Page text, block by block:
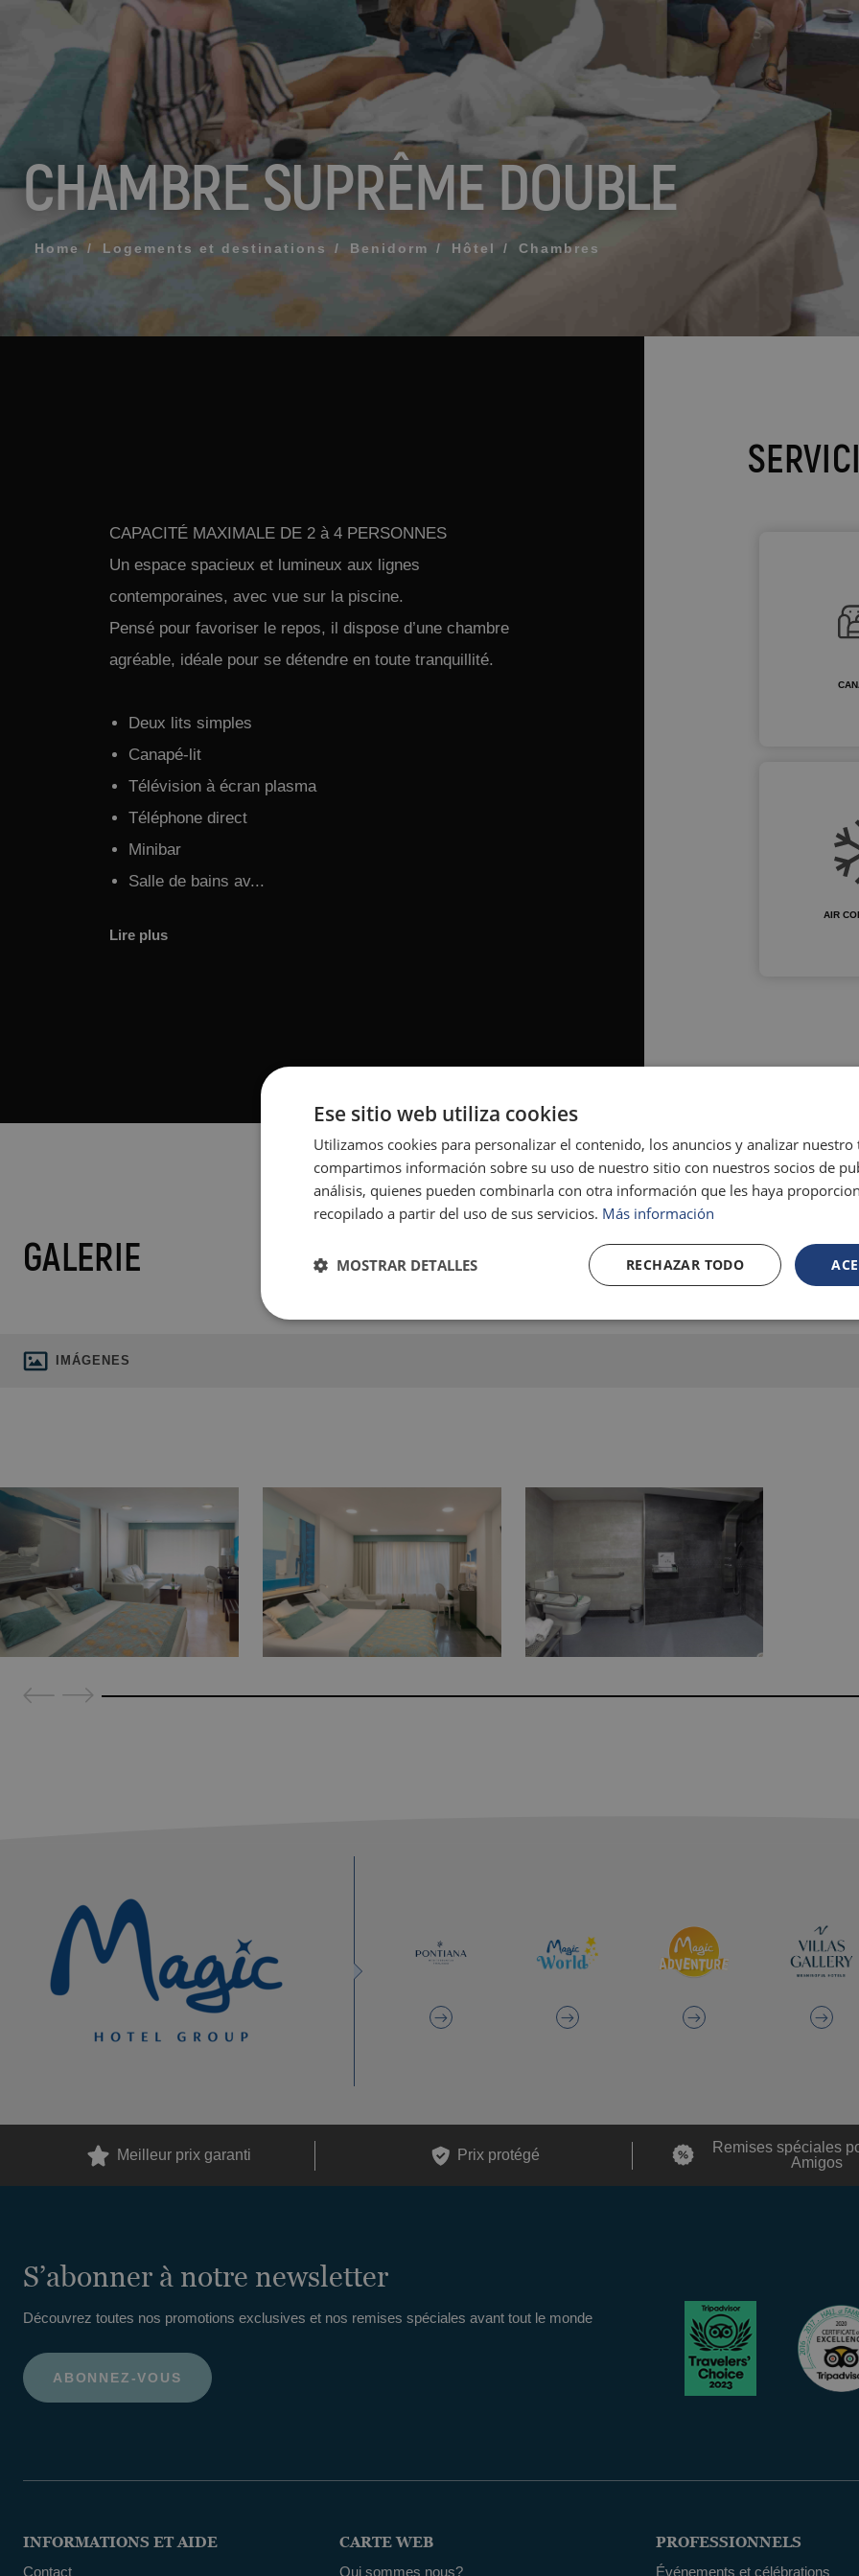
Que comprend mon
Comment réserver
réservation
Modifier ma
Annuler ma
Autres demandes
MESSAGE
HEURE PRÉFÉRÉE POUR QUE NOUS VOUS APPELIONS
J'accepte les termes et conditions de confidentialité
CHAMBRE SUPRÊME DOUBLE
Home Logements et destinations Benidorm Hôtel Chambres
CAPACITÉ MAXIMALE DE 2 à 4 PERSONNES
Un espace spacieux et lumineux aux lignes
contemporaines, avec vue sur la piscine.
Pensé pour favoriser le repos, il dispose d’une chambre
agréable, idéale pour se détendre en toute tranquillité.
Deux lits simples
Canapé-lit
Télévision à écran plasma
Téléphone direct
Minibar
Salle de bains av...
Lire plus
AIR
GALERIE
IMÁGENES
Meilleur prix garanti Prix ​​protégé
Remises spéciales
Amigos
S’abonner à notre newsletter
Découvrez toutes nos promotions exclusives et nos remises spéciales avant tout le monde
INFORMATIONS ET AIDE
Contact
CARTE WEB
Qui sommes nous?
PROFESSIONNELS
Événements et célébrations
Ese sitio web utiliza cookies
Utilizamos cookies para personalizar el contenido, los anuncios y analizar nuestro
compartimos información sobre su uso de nuestro sitio con nuestros socios de
análisis, quienes pueden combinarla con otra información que les haya
recopilado a partir del uso de sus servicios. Más información
RECHAZAR TODO
MOSTRAR DETALLES